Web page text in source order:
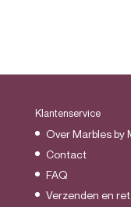
Klantenservice
Over Marbles by
Contact
FAQ
Verzenden en